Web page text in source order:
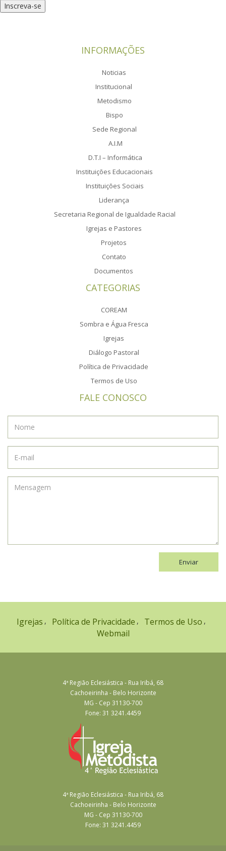
INFORMAÇÕES
Noticias
Institucional
Metodismo
Bispo
Sede Regional
A.I.M
D.T.I – Informática
Instituições Educacionais
Instituições Sociais
Liderança
Secretaria Regional de Igualdade Racial
Igrejas e Pastores
Projetos
Contato
Documentos
CATEGORIAS
COREAM
Sombra e Água Fresca
Igrejas
Diálogo Pastoral
Política de Privacidade
Termos de Uso
FALE CONOSCO
Enviar
Igrejas Política de Privacidade
Termos de Uso
Webmail
4ª Região Eclesiástica - Rua Iribá, 68
Cachoeirinha - Belo Horizonte
MG - Cep 31130-700
Fone: 31 3241.4459
4ª Região Eclesiástica - Rua Iribá, 68
Cachoeirinha - Belo Horizonte
MG - Cep 31130-700
Fone: 31 3241.4459